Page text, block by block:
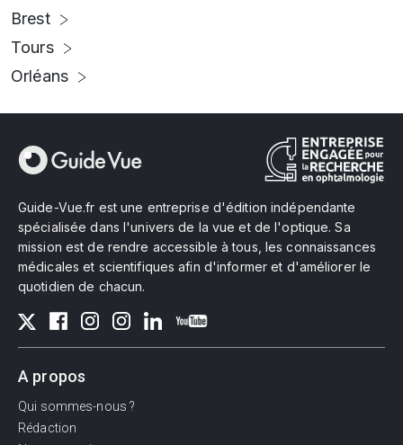
Brest
Tours
Orléans
Guide-Vue.fr est une entreprise d'édition indépendante
spécialisée dans l'univers de la vue et de l'optique. Sa
mission est de rendre accessible à tous, les connaissances
médicales et scientifiques afin d'informer et d'améliorer le
quotidien de chacun.
A propos
Qui sommes-nous ?
Rédaction